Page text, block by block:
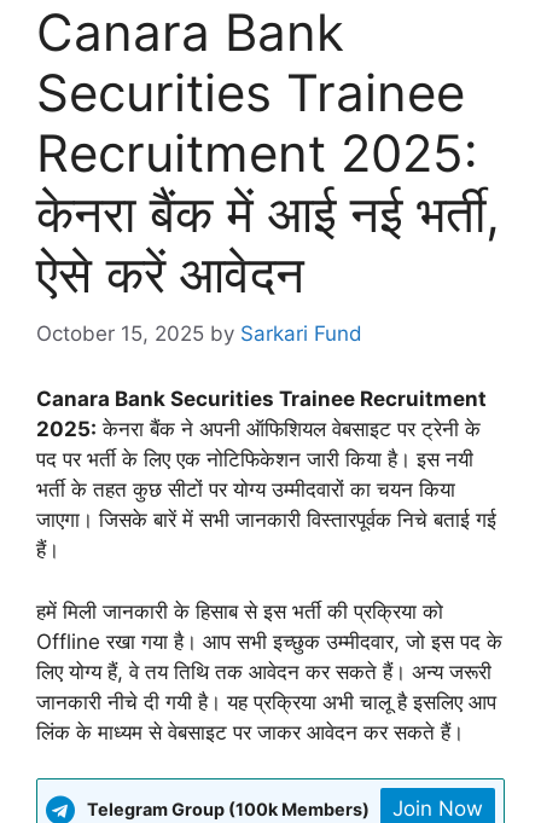
Canara Bank
Securities Trainee
Recruitment 2025:
केनरा बैंक में आई नई भर्ती,
ऐसे करें आवेदन
October 15, 2025 by Sarkari Fund
Canara Bank Securities Trainee Recruitment
2025: केनरा बैंक ने अपनी ऑफिशियल वेबसाइट पर ट्रेनी के
पद पर भर्ती के लिए एक नोटिफिकेशन जारी किया है। इस नयी
भर्ती के तहत कुछ सीटों पर योग्य उम्मीदवारों का चयन किया
जाएगा। जिसके बारें में सभी जानकारी विस्तारपूर्वक निचे बताई गई
हैं।
हमें मिली जानकारी के हिसाब से इस भर्ती की प्रक्रिया को
Offline रखा गया है। आप सभी इच्छुक उम्मीदवार, जो इस पद के
लिए योग्य हैं, वे तय तिथि तक आवेदन कर सकते हैं। अन्य जरूरी
जानकारी नीचे दी गयी है। यह प्रक्रिया अभी चालू है इसलिए आप
लिंक के माध्यम से वेबसाइट पर जाकर आवेदन कर सकते हैं।
Telegram Group (100k Members) Join Now